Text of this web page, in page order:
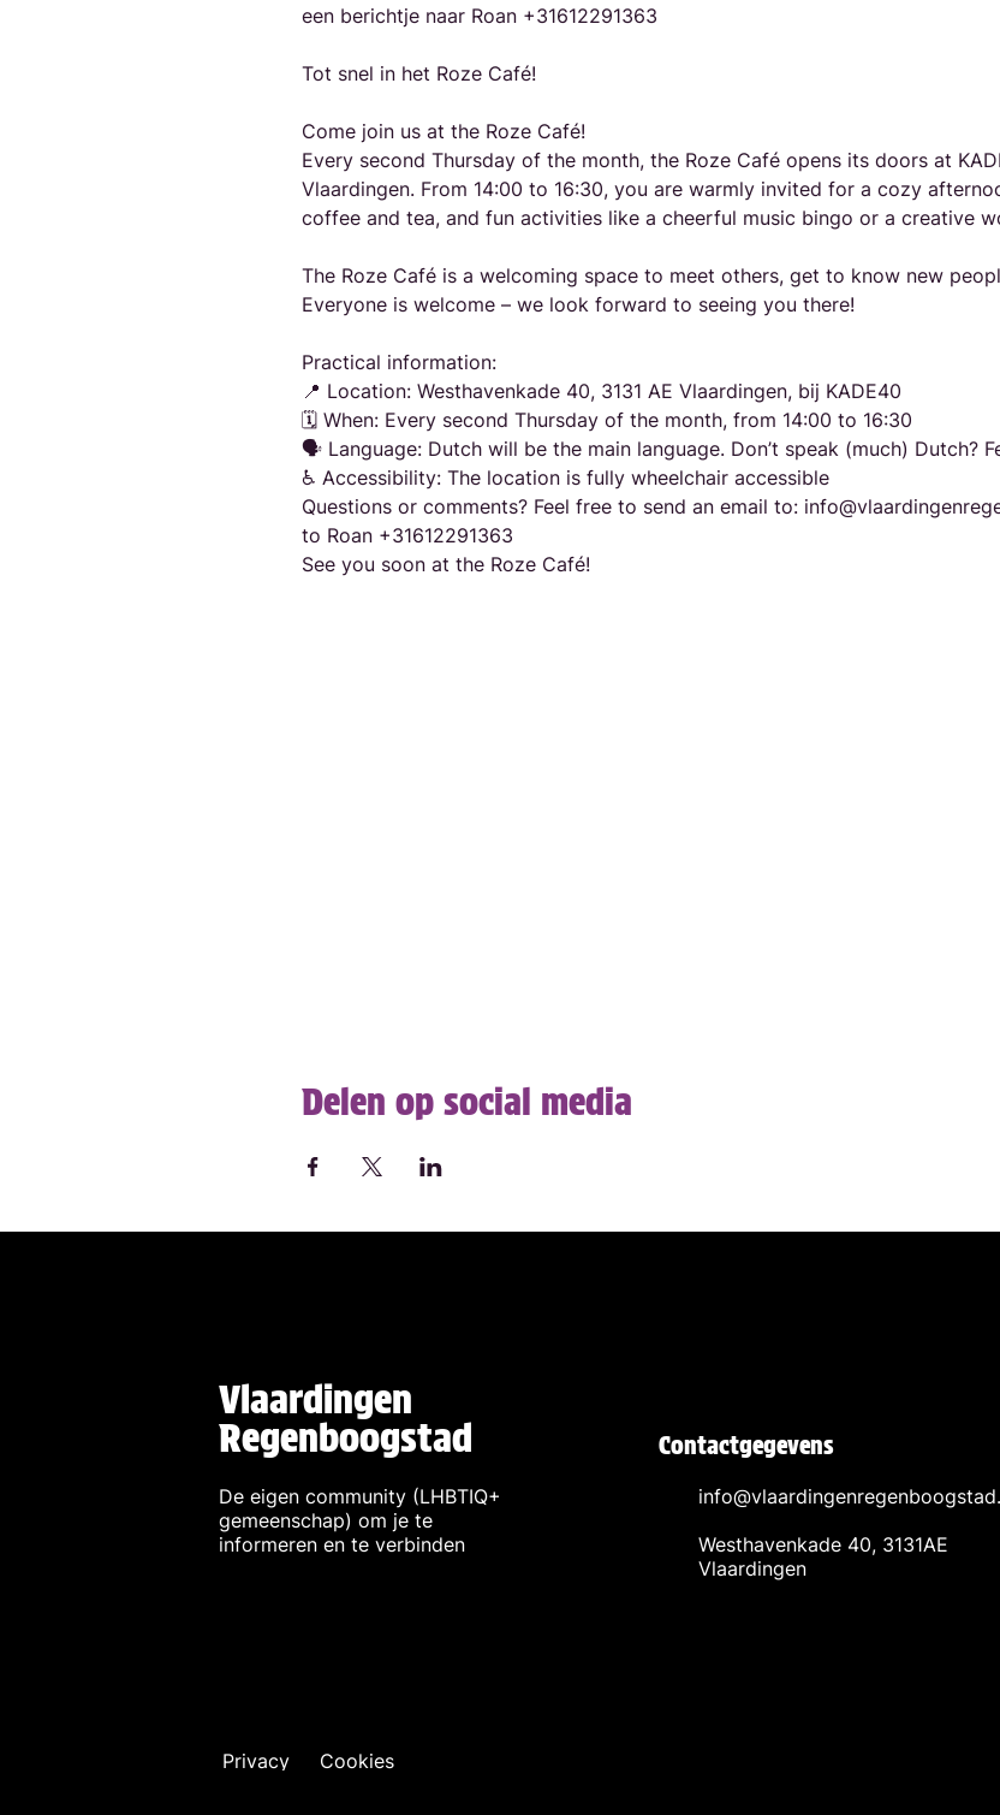
een berichtje naar Roan +31612291363
Tot snel in het Roze Café!
Come join us at the Roze Café!
Every second Thursday of the month, the Roze Café opens its doors at
Vlaardingen. From 14:00 to 16:30, you are warmly invited for a cozy
coffee and tea, and fun activities like a cheerful music bingo or a creative
The Roze Café is a welcoming space to meet others, get to know new
Everyone is welcome – we look forward to seeing you there!
Practical information:
📍 Location: Westhavenkade 40, 3131 AE Vlaardingen, bij KADE40
🗓️ When: Every second Thursday of the month, from 14:00 to 16:30
🗣️ Language: Dutch will be the main language. Don’t speak (much) Dutch?
♿ Accessibility: The location is fully wheelchair accessible
Questions or comments? Feel free to send an email to:
to Roan +31612291363
See you soon at the Roze Café!
Delen op social media
Vlaardingen
Regenboogstad
De eigen community (LHBTIQ+
gemeenschap) om je te
informeren en te verbinden
Contactgegevens
Westhavenkade 40, 3131AE
Vlaardingen
Privacy Cookies